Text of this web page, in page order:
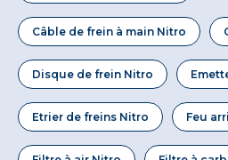
Câble de frein à main Nitro
Disque de frein Nitro
Etrier de freins Nitro Feu